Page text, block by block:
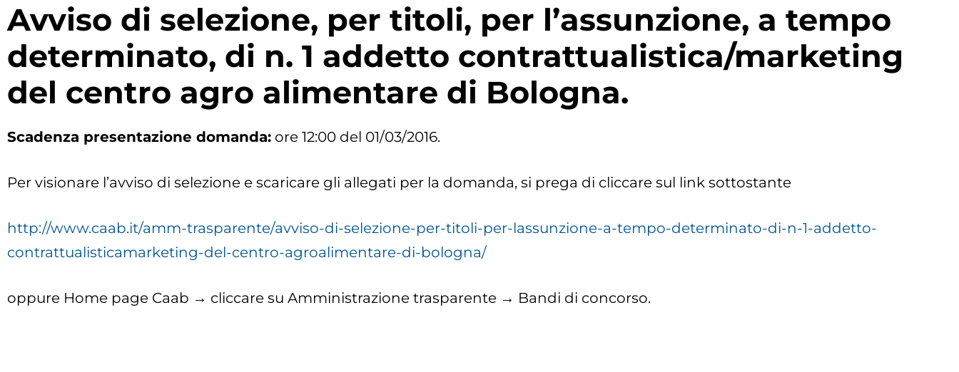
Avviso di selezione, per titoli, per l’assunzione, a tempo
determinato, di n. 1 addetto contrattualistica/marketing
del centro agro alimentare di Bologna.
Scadenza presentazione domanda: ore 12:00 del 01/03/2016.
Per visionare l’avviso di selezione e scaricare gli allegati per la domanda, si prega di cliccare sul link sottostante
http://www.caab.it/amm-trasparente/avviso-di-selezione-per-titoli-per-lassunzione-a-tempo-determinato-di-n-1-addetto-
contrattualisticamarketing-del-centro-agroalimentare-di-bologna/
oppure Home page Caab → cliccare su Amministrazione trasparente → Bandi di concorso.